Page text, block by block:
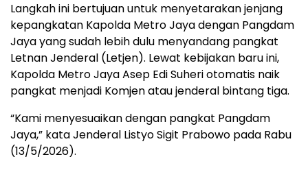
Langkah ini bertujuan untuk menyetarakan jenjang
kepangkatan Kapolda Metro Jaya dengan Pangdam
Jaya yang sudah lebih dulu menyandang pangkat
Letnan Jenderal (Letjen). Lewat kebijakan baru ini,
Kapolda Metro Jaya Asep Edi Suheri otomatis naik
pangkat menjadi Komjen atau jenderal bintang tiga.
“Kami menyesuaikan dengan pangkat Pangdam
Jaya,” kata Jenderal Listyo Sigit Prabowo pada Rabu
(13/5/2026).